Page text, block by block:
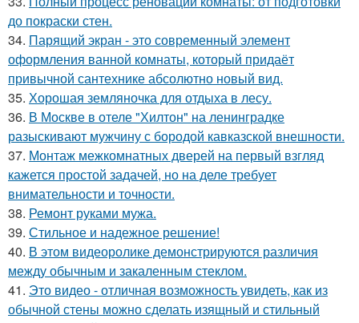
до покраски стен.
34. Парящий экран - это современный элемент
оформления ванной комнаты, который придаёт
привычной сантехнике абсолютно новый вид.
35. Хорошая земляночка для отдыха в лесу.
36. В Москве в отеле "Хилтон" на ленинградке
разыскивают мужчину с бородой кавказской внешности.
37. Монтаж межкомнатных дверей на первый взгляд
кажется простой задачей, но на деле требует
внимательности и точности.
38. Ремонт руками мужа.
39. Стильное и надежное решение!
40. В этом видеоролике демонстрируются различия
между обычным и закаленным стеклом.
41. Это видео - отличная возможность увидеть, как из
обычной стены можно сделать изящный и стильный